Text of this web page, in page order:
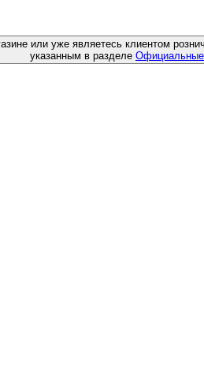
или уже являетесь клиентом
указанным в разделе